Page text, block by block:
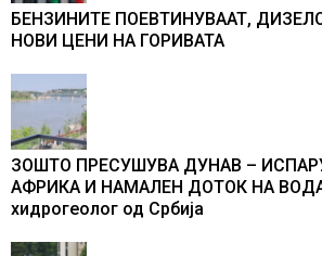
БЕНЗИНИТЕ ПОЕВТИНУВААТ,
НОВИ ЦЕНИ НА ГОРИВАТА
ЗОШТО ПРЕСУШУВА ДУНАВ –
АФРИКА И НАМАЛЕН ДОТОК НА ВОДА,
хидрогеолог од Србија